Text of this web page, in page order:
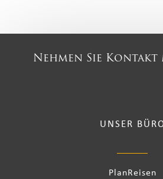
Nehmen Sie Kontakt
UNSER
PlanReisen